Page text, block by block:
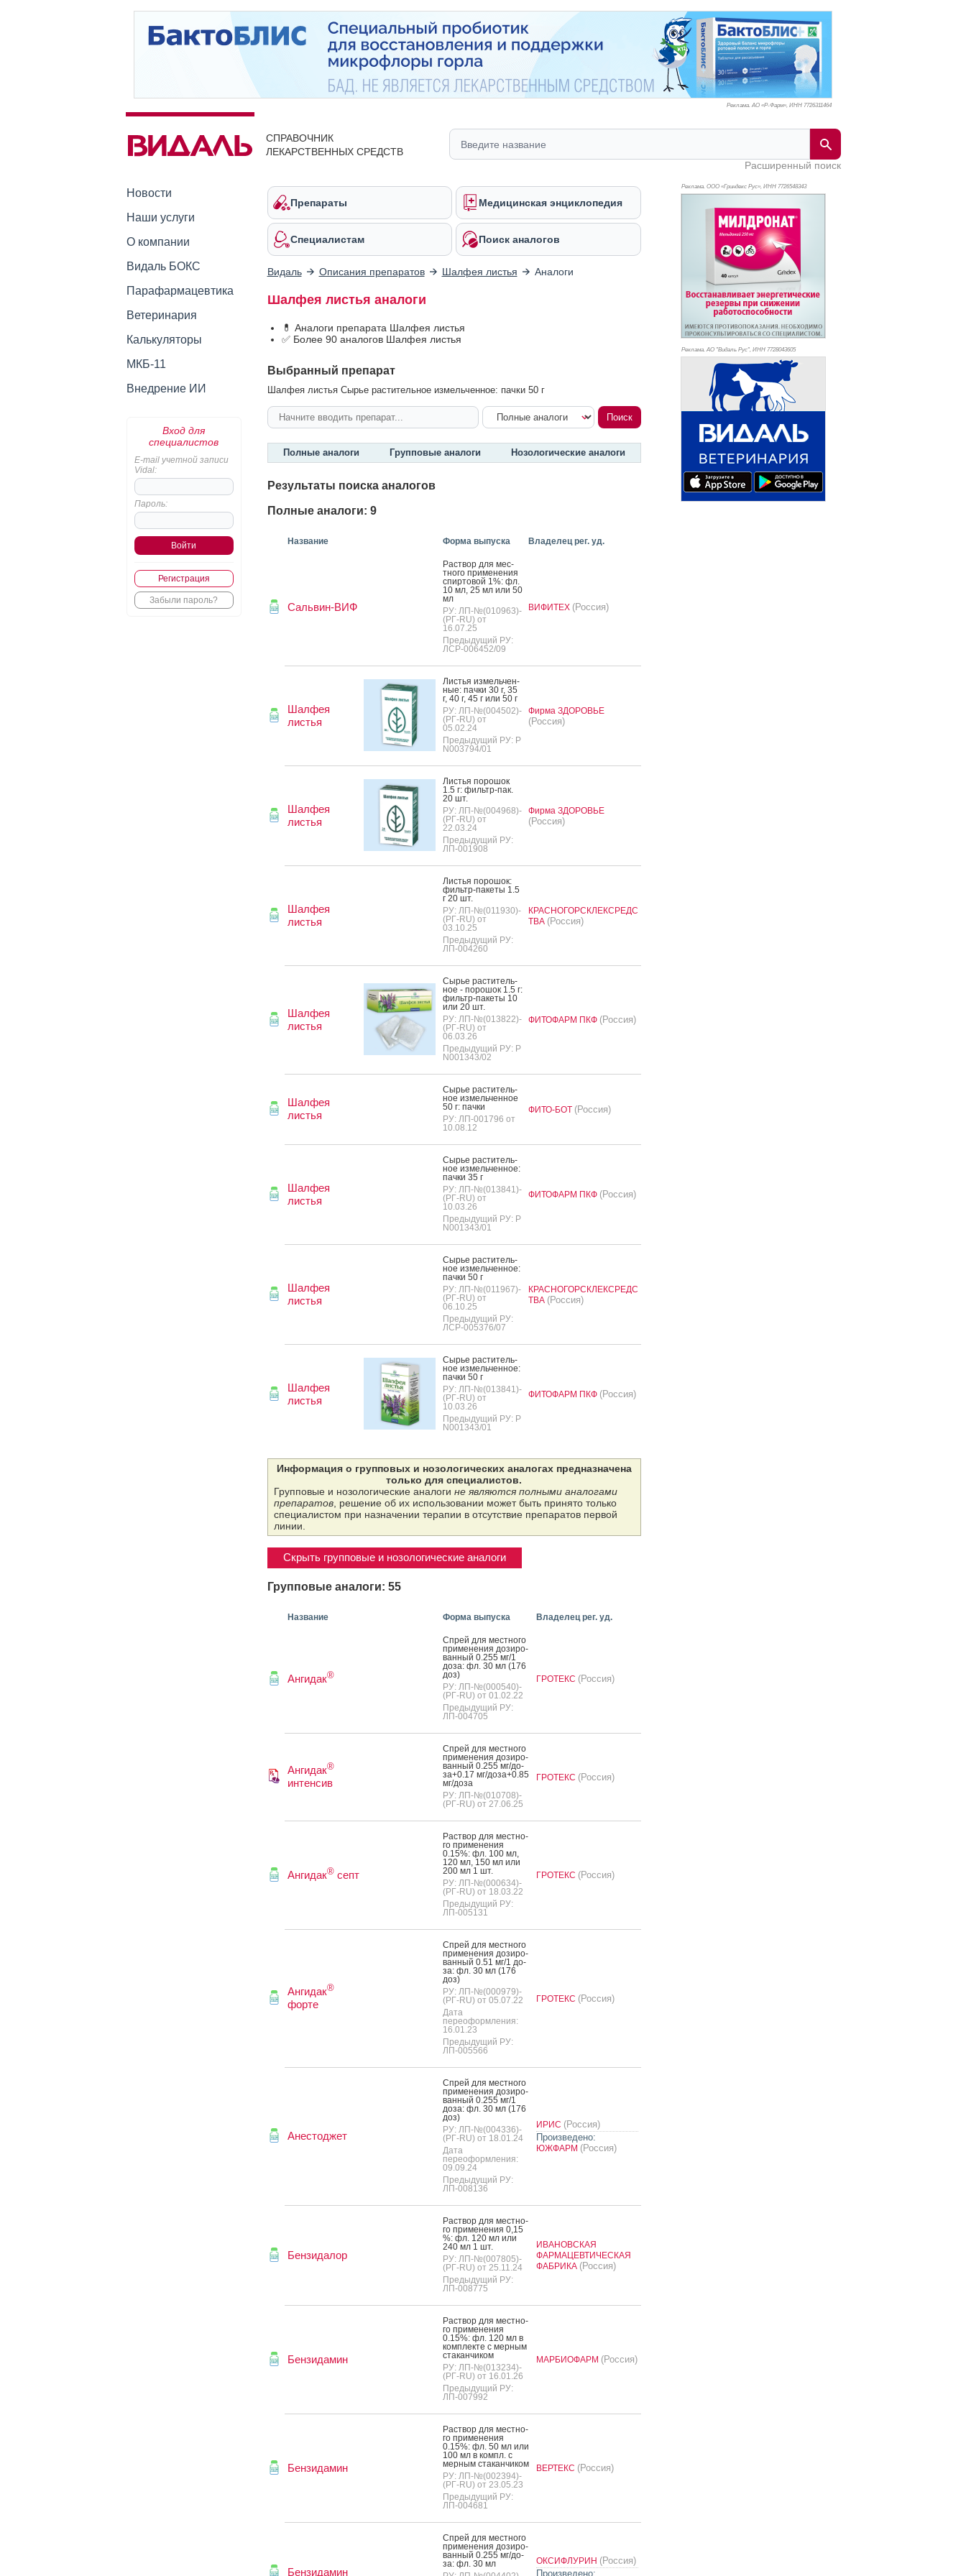
Реклама. АО «Р-Фарм», ИНН 7726311464
СПРАВОЧНИК
ЛЕКАРСТВЕННЫХ СРЕДСТВ
Расширенный поиск
Новости
Наши услуги
О компании
Видаль БОКС
Парафармацевтика
Ветеринария
Калькуляторы
МКБ-11
Внедрение ИИ
Вход для
специалистов
E-mail учетной записи
Vidal:
Пароль:
Регистрация
Забыли пароль?
Препараты Медицинская энциклопедия
Специалистам Поиск аналогов
Видаль Описания препаратов Шалфея листья Аналоги
Шалфея листья аналоги
💊 Аналоги препарата Шалфея листья
✅ Более 90 аналогов Шалфея листья
Выбранный препарат
Шалфея листья Сырье растительное измельченное: пачки 50 г
Полные аналоги Групповые аналоги Нозологические аналоги
Результаты поиска аналогов
Полные аналоги: 9
Название Форма выпуска Владелец рег. уд.
Сальвин-ВИФ
Рас­твор для мес­
тно­го при­мене­ния
спир­то­вой 1%: фл.
10 мл, 25 мл или 50
мл
РУ: ЛП-№(010963)-
(РГ-RU) от
16.07.25
Предыдущий РУ:
ЛСР-006452/09
ВИФИТЕХ (Россия)
Шалфея
листья
Листья из­мель­чен­
ные: пач­ки 30 г, 35
г, 40 г, 45 г или 50 г
РУ: ЛП-№(004502)-
(РГ-RU) от
05.02.24
Предыдущий РУ: Р
N003794/01
Фирма ЗДОРОВЬЕ
(Россия)
Шалфея
листья
Листья по­рошок
1.5 г: филь­тр-пак.
20 шт.
РУ: ЛП-№(004968)-
(РГ-RU) от
22.03.24
Предыдущий РУ:
ЛП-001908
Фирма ЗДОРОВЬЕ
(Россия)
Шалфея
листья
Листья по­рошок:
филь­тр-па­кеты 1.5
г 20 шт.
РУ: ЛП-№(011930)-
(РГ-RU) от
03.10.25
Предыдущий РУ:
ЛП-004260
КРАСНОГОРСКЛЕКСРЕДС
ТВА (Россия)
Шалфея
листья
Сырье рас­ти­тель­
ное - по­рошок 1.5 г:
филь­тр-па­кеты 10
или 20 шт.
РУ: ЛП-№(013822)-
(РГ-RU) от
06.03.26
Предыдущий РУ: Р
N001343/02
ФИТОФАРМ ПКФ (Россия)
Шалфея
листья
Сырье рас­ти­тель­
ное из­мель­чен­ное
50 г: пач­ки
РУ: ЛП-001796 от
10.08.12
ФИТО-БОТ (Россия)
Шалфея
листья
Сырье рас­ти­тель­
ное из­мель­чен­ное:
пач­ки 35 г
РУ: ЛП-№(013841)-
(РГ-RU) от
10.03.26
Предыдущий РУ: Р
N001343/01
ФИТОФАРМ ПКФ (Россия)
Шалфея
листья
Сырье рас­ти­тель­
ное из­мель­чен­ное:
пач­ки 50 г
РУ: ЛП-№(011967)-
(РГ-RU) от
06.10.25
Предыдущий РУ:
ЛСР-005376/07
КРАСНОГОРСКЛЕКСРЕДС
ТВА (Россия)
Шалфея
листья
Сырье рас­ти­тель­
ное из­мель­чен­ное:
пач­ки 50 г
РУ: ЛП-№(013841)-
(РГ-RU) от
10.03.26
Предыдущий РУ: Р
N001343/01
ФИТОФАРМ ПКФ (Россия)
Информация о групповых и нозологических аналогах предназначена
только для специалистов.
Групповые и нозологические аналоги не являются полными аналогами
препаратов, решение об их использовании может быть принято только
специалистом при назначении терапии в отсутствие препаратов первой
линии.
Скрыть групповые и нозологические аналоги
Групповые аналоги: 55
Название Форма выпуска Владелец рег. уд.
Ангидак®
Спрей для мес­тно­го
при­мене­ния до­зиро­
ван­ный 0.255 мг/1
до­за: фл. 30 мл (176
доз)
РУ: ЛП-№(000540)-
(РГ-RU) от 01.02.22
Предыдущий РУ:
ЛП-004705
ГРОТЕКС (Россия)
Ангидак®
интенсив
Спрей для мес­тно­го
при­мене­ния до­зиро­
ван­ный 0.255 мг/до­
за+0.17 мг/до­за+0.85
мг/до­за
РУ: ЛП-№(010708)-
(РГ-RU) от 27.06.25
ГРОТЕКС (Россия)
Ангидак®септ
Рас­твор для мес­тно­
го при­мене­ния
0.15%: фл. 100 мл,
120 мл, 150 мл или
200 мл 1 шт.
РУ: ЛП-№(000634)-
(РГ-RU) от 18.03.22
Предыдущий РУ:
ЛП-005131
ГРОТЕКС (Россия)
Ангидак®
форте
Спрей для мес­тно­го
при­мене­ния до­зиро­
ван­ный 0.51 мг/1 до­
за: фл. 30 мл (176
доз)
РУ: ЛП-№(000979)-
(РГ-RU) от 05.07.22
Дата
переоформления:
16.01.23
Предыдущий РУ:
ЛП-005566
ГРОТЕКС (Россия)
Анестоджет
Спрей для мес­тно­го
при­мене­ния до­зиро­
ван­ный 0.255 мг/1
до­за: фл. 30 мл (176
доз)
РУ: ЛП-№(004336)-
(РГ-RU) от 18.01.24
Дата
переоформления:
09.09.24
Предыдущий РУ:
ЛП-008136
ИРИС (Россия)
Произведено:
ЮЖФАРМ (Россия)
Бензидалор
Рас­твор для мес­тно­
го при­мене­ния 0,15
%: фл. 120 мл или
240 мл 1 шт.
РУ: ЛП-№(007805)-
(РГ-RU) от 25.11.24
Предыдущий РУ:
ЛП-008775
ИВАНОВСКАЯ
ФАРМАЦЕВТИЧЕСКАЯ
ФАБРИКА (Россия)
Бензидамин
Рас­твор для мес­тно­
го при­мене­ния
0.15%: фл. 120 мл в
ком­плек­те с мер­ным
ста­кан­чи­ком
РУ: ЛП-№(013234)-
(РГ-RU) от 16.01.26
Предыдущий РУ:
ЛП-007992
МАРБИОФАРМ (Россия)
Бензидамин
Рас­твор для мес­тно­
го при­мене­ния
0.15%: фл. 50 мл или
100 мл в компл. с
мер­ным ста­кан­чи­ком
РУ: ЛП-№(002394)-
(РГ-RU) от 23.05.23
Предыдущий РУ:
ЛП-004681
ВЕРТЕКС (Россия)
Бензидамин
Спрей для мес­тно­го
при­мене­ния до­зиро­
ван­ный 0.255 мг/до­
за: фл. 30 мл
ОКСИФЛУРИН (Россия)
Произведено:
Реклама. ООО «Гриндекс Рус», ИНН 7726548343
Реклама. АО "Видаль Рус", ИНН 7728043605